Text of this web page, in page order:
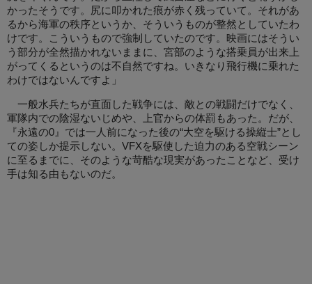
かったそうです。尻に叩かれた痕が赤く残っていて。それがあ
るから海軍の秩序というか、そういうものが整然としていたわ
けです。こういうもので強制していたのです。映画にはそうい
う部分が全然描かれないままに、宮部のような搭乗員が出来上
がってくるというのは不自然ですね。いきなり飛行機に乗れた
わけではないんですよ」
一般水兵たちが直面した戦争には、敵との戦闘だけでなく、
軍隊内での陰湿ないじめや、上官からの体罰もあった。だが、
『永遠の0』では一人前になった後の“大空を駆ける操縦士”とし
ての姿しか提示しない。VFXを駆使した迫力のある空戦シーン
に至るまでに、そのような苛酷な現実があったことなど、受け
手は知る由もないのだ。